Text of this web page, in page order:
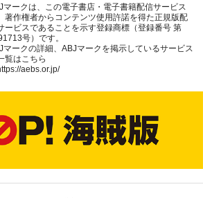
マークは、この電子書店・電子書籍配信サービス
著作権者からコンテンツ使用許諾を得た正規版配
ービスであることを示す登録商標（登録番号 第
号）です。
マークの詳細、ABJマークを掲示しているサービス
覧はこちら
aebs.or.jp/